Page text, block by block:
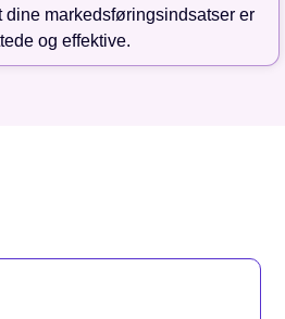
dine markedsføringsindsatser er
og effektive.